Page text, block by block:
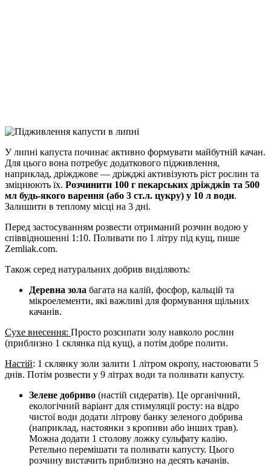
Link
Print
У липні капуста починає активно формувати майбутній качан.
Для цього вона потребує додаткового підживлення,
наприклад, дріжджове — дріжджі активізують ріст рослин та
зміцнюють їх. Розчинити 100 г пекарських дріжджів та 500
мл будь-якого варення (або 3 ст.л. цукру) у 10 л води.
Залишити в теплому місці на 3 дні.
Перед застосуванням розвести отриманий розчин водою у
співвідношенні 1:10. Поливати по 1 літру під кущ, пише
Zemliak.com.
Також серед натуральних добрив виділяють:
Деревна зола багата на калій, фосфор, кальцій та
мікроелементи, які важливі для формування щільних
качанів.
Сухе внесення: Просто розсипати золу навколо рослин
(приблизно 1 склянка під кущ), а потім добре полити.
Настій: 1 склянку золи залити 1 літром окропу, настоювати 5
днів. Потім розвести у 9 літрах води та поливати капусту.
Зелене добриво (настій сидератів). Це органічний,
екологічний варіант для стимуляції росту: на відро
чистої води додати літрову банку зеленого добрива
(наприклад, настоянки з кропиви або інших трав).
Можна додати 1 столову ложку сульфату калію.
Ретельно перемішати та поливати капусту. Цього
розчину вистачить приблизно на десять качанів.